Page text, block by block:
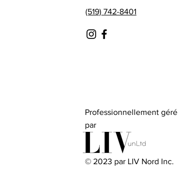
(519) 742-8401
Professionnellement géré
par
© 2023 par LIV Nord Inc.